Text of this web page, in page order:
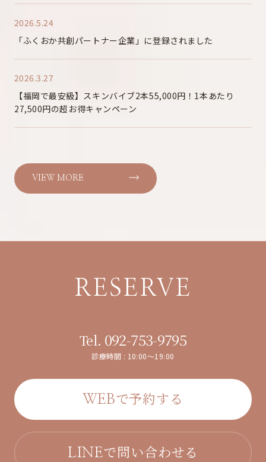
2026.5.24
「ふくおか共創パートナー企業」に登録されました
2026.3.27
【福岡で最安級】スキンバイブ2本55,000円！1本あたり
27,500円の超お得キャンペーン
VIEW MORE
RESERVE
Tel. 092-753-9795
診療時間 : 10:00～19:00
WEBで予約する
LINEで問い合わせる